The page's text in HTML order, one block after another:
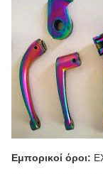
Εμπορικοί όροι: